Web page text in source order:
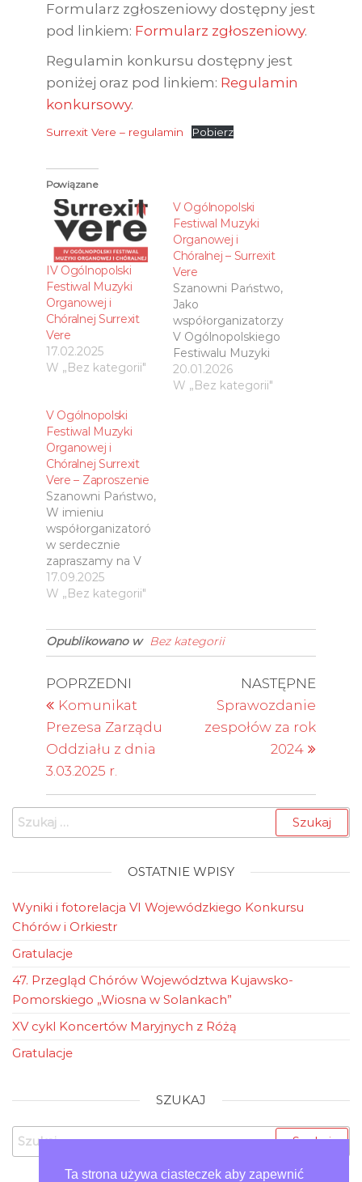
Formularz zgłoszeniowy dostępny jest
pod linkiem: Formularz zgłoszeniowy.
Regulamin konkursu dostępny jest
poniżej oraz pod linkiem: Regulamin
konkursowy.
Surrexit Vere – regulamin Pobierz
Powiązane
IV Ogólnopolski
Festiwal Muzyki
Organowej i
Chóralnej Surrexit
Vere
17.02.2025
W „Bez kategorii"
V Ogólnopolski
Festiwal Muzyki
Organowej i
Chóralnej – Surrexit
Vere
Szanowni Państwo,
Jako
współorganizatorzy
V Ogólnopolskiego
Festiwalu Muzyki
Organowej
i Chóralnej Surrexit
tegorocznej edycji:
Konkurs Organowe
go
Akompaniamentu
Liturgicznego – 17
kwietnia 2026
rokuPrzesłuchania
Bazylika katedralna
20.01.2026
W „Bez kategorii"
V Ogólnopolski
Festiwal Muzyki
Organowej i
Chóralnej Surrexit
Vere – Zaproszenie
Szanowni Państwo,
W imieniu
współorganizatoró
w serdecznie
zapraszamy na V
Ogólnopolski
Festiwal Muzyki
i Chóralnej Surrexit
Vere, który
odbędzie się 18
Włocławku.
Wkrótce
rozpoczną się
zapisy dla chórów i
zespołów
zainteresowanych
festiwalu –
szczegółowe
informacje zostaną
niebawem. O
będziemy
informować na
bieżąco, natomiast
już teraz
17.09.2025
W „Bez kategorii"
Opublikowano w Bez kategorii
Nawigacja
wpisu
Poprzedni
wpis
POPRZEDNI
Komunikat
Prezesa Zarządu
Oddziału z dnia
3.03.2025 r.
NASTĘPNE
Sprawozdanie
zespołów za rok
2024
Szukaj:
OSTATNIE WPISY
Wyniki i fotorelacja VI Wojewódzkiego Konkursu
Chórów i Orkiestr
Gratulacje
47. Przegląd Chórów Województwa Kujawsko-
Pomorskiego „Wiosna w Solankach”
XV cykl Koncertów Maryjnych z Różą
Gratulacje
SZUKAJ
Szukaj:
Ta strona używa ciasteczek aby zapewnić